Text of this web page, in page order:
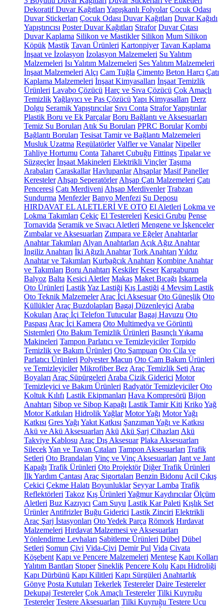
Dekoratif Duvar Kağıtları Yapışkanlı Folyolar Çocuk Odası
Duvar Stickerları Çocuk Odası Duvar Kağıtları Duvar Kağıdı
Yapıştırıcısı Poster Duvar Kağıtları Strafor Duvar Çıtası
Duvar Kaplama Silikon ve Mastikler Silikon Mum Silikon
Köpük Mastik Tavan Ürünleri Kartonpiyer Tavan Kaplama
İnşaat ve İzolasyon İzolasyon Malzemeleri Su Yalıtım
Malzemeleri Isı Yalıtım Malzemeleri Ses Yalıtım Malzemeleri
İnşaat Malzemeleri Alçı Cam Tuğla Çimento Beton Harcı Çatı
Kaplama Malzemeleri İnşaat Kimyasalları İnşaat Temizlik
Ürünleri Lavabo Çözücü Harç ve Sıva Çözücü Çok Amaçlı
TemizlikYağlayıcı ve Pas Çözücü Yapı Kimyasalları Derz
Dolgu Seramik Yapıştırıcılar Sıvı Conta Strafor Yapıştırılar
Plastik Boru ve Ek Parçalar Boru Bağlantı ve Aksesuarları
Temiz Su Boruları Atık Su Boruları PPRC Borular Kombi
Bağlantı Boruları Tesisat Tamir ve Bağlantı Malzemeleri
Musluk Uzatma Regülatörler Valfler ve Vanalar Nipeller
Tahliye Hortumu Conta Taharet Çubuğu Fittings Tıpalar ve
Süzgeçler İnşaat Makineleri Elektrikli Vinçler Taşıma
Arabaları Caraskallar Havlupanlar Ahşaplar Masif Paneller
Keresteler Ahşap Seperatörler Ahşap Çatı Malzemeleri Çatı
Penceresi Çatı Merdiveni Ahşap Merdivenler Trabzan
Sundurma Menfezler Banyo Menfezi Su Deposu
HIRDAVAT EL ALETLERİ VE OTO El Aletleri Lokma ve
Lokma Takımları Çekiç El Testereleri Kesici Grubu Pense
Tornavida Seramik ve Sıvacı Aletleri Mengene ve İşkenceler
Zımbalar ve Aksesuarları Zımpara ve Eğeler Anahtarlar
Anahtar Takımları Alyan Anahtarları Açık Ağız Anahtar
İngiliz Anahtarı İki Ağızlı Anahtar Tork Anahtarı Yıldız
Anahtar ve Takımları Kurbağcık Anahtarı Kombine Anahtar
ve Takımları Boru Anahtarı Keskiler Keser Kargaburun
Balyoz Balta Kesici Aletler Makas Maket Bıçağı Iskarpela
Oto Ürünleri LastikYaz Lastiği Kış Lastiği 4 Mevsim Lastik
Oto Teknik Malzemeler Araç İçi Aksesuar Oto Güneşlik Oto
Küllükler Araç Buzdolapları Bagaj Düzenleyici Araba
Kokuları Araç İçi Telefon Tutucular Bagaj Havuzu Oto
Paspası Araç İçi Kamera Oto Multimedya ve Görüntü
Sistemleri Oto Bakım Temizlik Ürünleri Basınçlı Yıkama
Makineleri Tampon Parlatıcı ve Temizleyiciler Torpido
Temizlik ve Bakım Ürünleri Oto Şampuan Oto Cila ve
Parlatıcı Ürünleri Polyester Macun Oto Cam Bakım Ürünleri
ve Temizleyiciler Mikrofiber Bez Araç Temizlik Seti Araç
Boyaları Araç Süpürgeleri Araba Çizik Giderici Motor
Temizleyici ve Bakım Ürünleri Radyatör Temizleyiciler Oto
Koltuk Kılıfı Lastik Ekipmanları Hava Kompresörü Bijon
Anahtarı Sibop ve Sibop Kapağı Lastik Tamir Kiti KrikoYağ
Motor Katkıları Hidrolik Yağlar Motor Yağı Motor Yağı
Katkısı Gres Yağı Yakıt Katkısı Şanzıman Yağı ve Katkısı
Akü ve Akü Aksesuarları Akü Akü Şarj Cihazları Akü
Takviye Kablosu Araç Dış Aksesuar Plaka Aksesuarları
SilecekYan ve Tavan Çıtaları Tampon Aksesuarları Trafik
Setleri Oto Brandaları Vinç ve Vinç Aksesuarları Jant ve Jant
Kapağı Trafik Ürünleri Oto Projektör Diğer Trafik Ürünleri
İlk Yardım Çantası Araç Sigortaları Benzin Bidonu Acil Çıkış
Çekici Çekme Halatı Boyunluklar Seyyar Lamba Trafik
Reflektörleri Takoz Kış Ürünleri Yağmur Kaydırıcılar Ölçüm
Aletleri Buz Kazıyıcı Cam Suyu Lastik Kar Paleti Kışlık Set
Ürünler Antifrizler Buğu Giderici Lastik Zinciri Elektrikli
Araç Şarj İstasyonları Oto Yedek Parça Römork Hırdavat
Malzemeleri Hırdavat Malzemesi ve Aksesuarları
Yönlendirme Levhaları Sabitleme Ürünleri Dübel Dübel
Setleri Somun Çivi Vida-Çivi Demir Pul Vida Civata
Köşebent Kapı ve Pencere Malzemeleri Menteşe Kapı Kolları
Yalıtım Bantları Stoper Sineklik Pencere Kolu Kapı Hidroliği
Kapı Dürbünü Kapı Kilitleri Kapı Sürgüleri Anahtarlık
Gönye Posta Kutuları Tekerlek Testereler Daire Testereler
Dekupaj Testereler Çok Amaçlı Testereler Tilki Kuyruğu
Testereler Testere Aksesuarları Tilki Kuyruğu Testere Ucu